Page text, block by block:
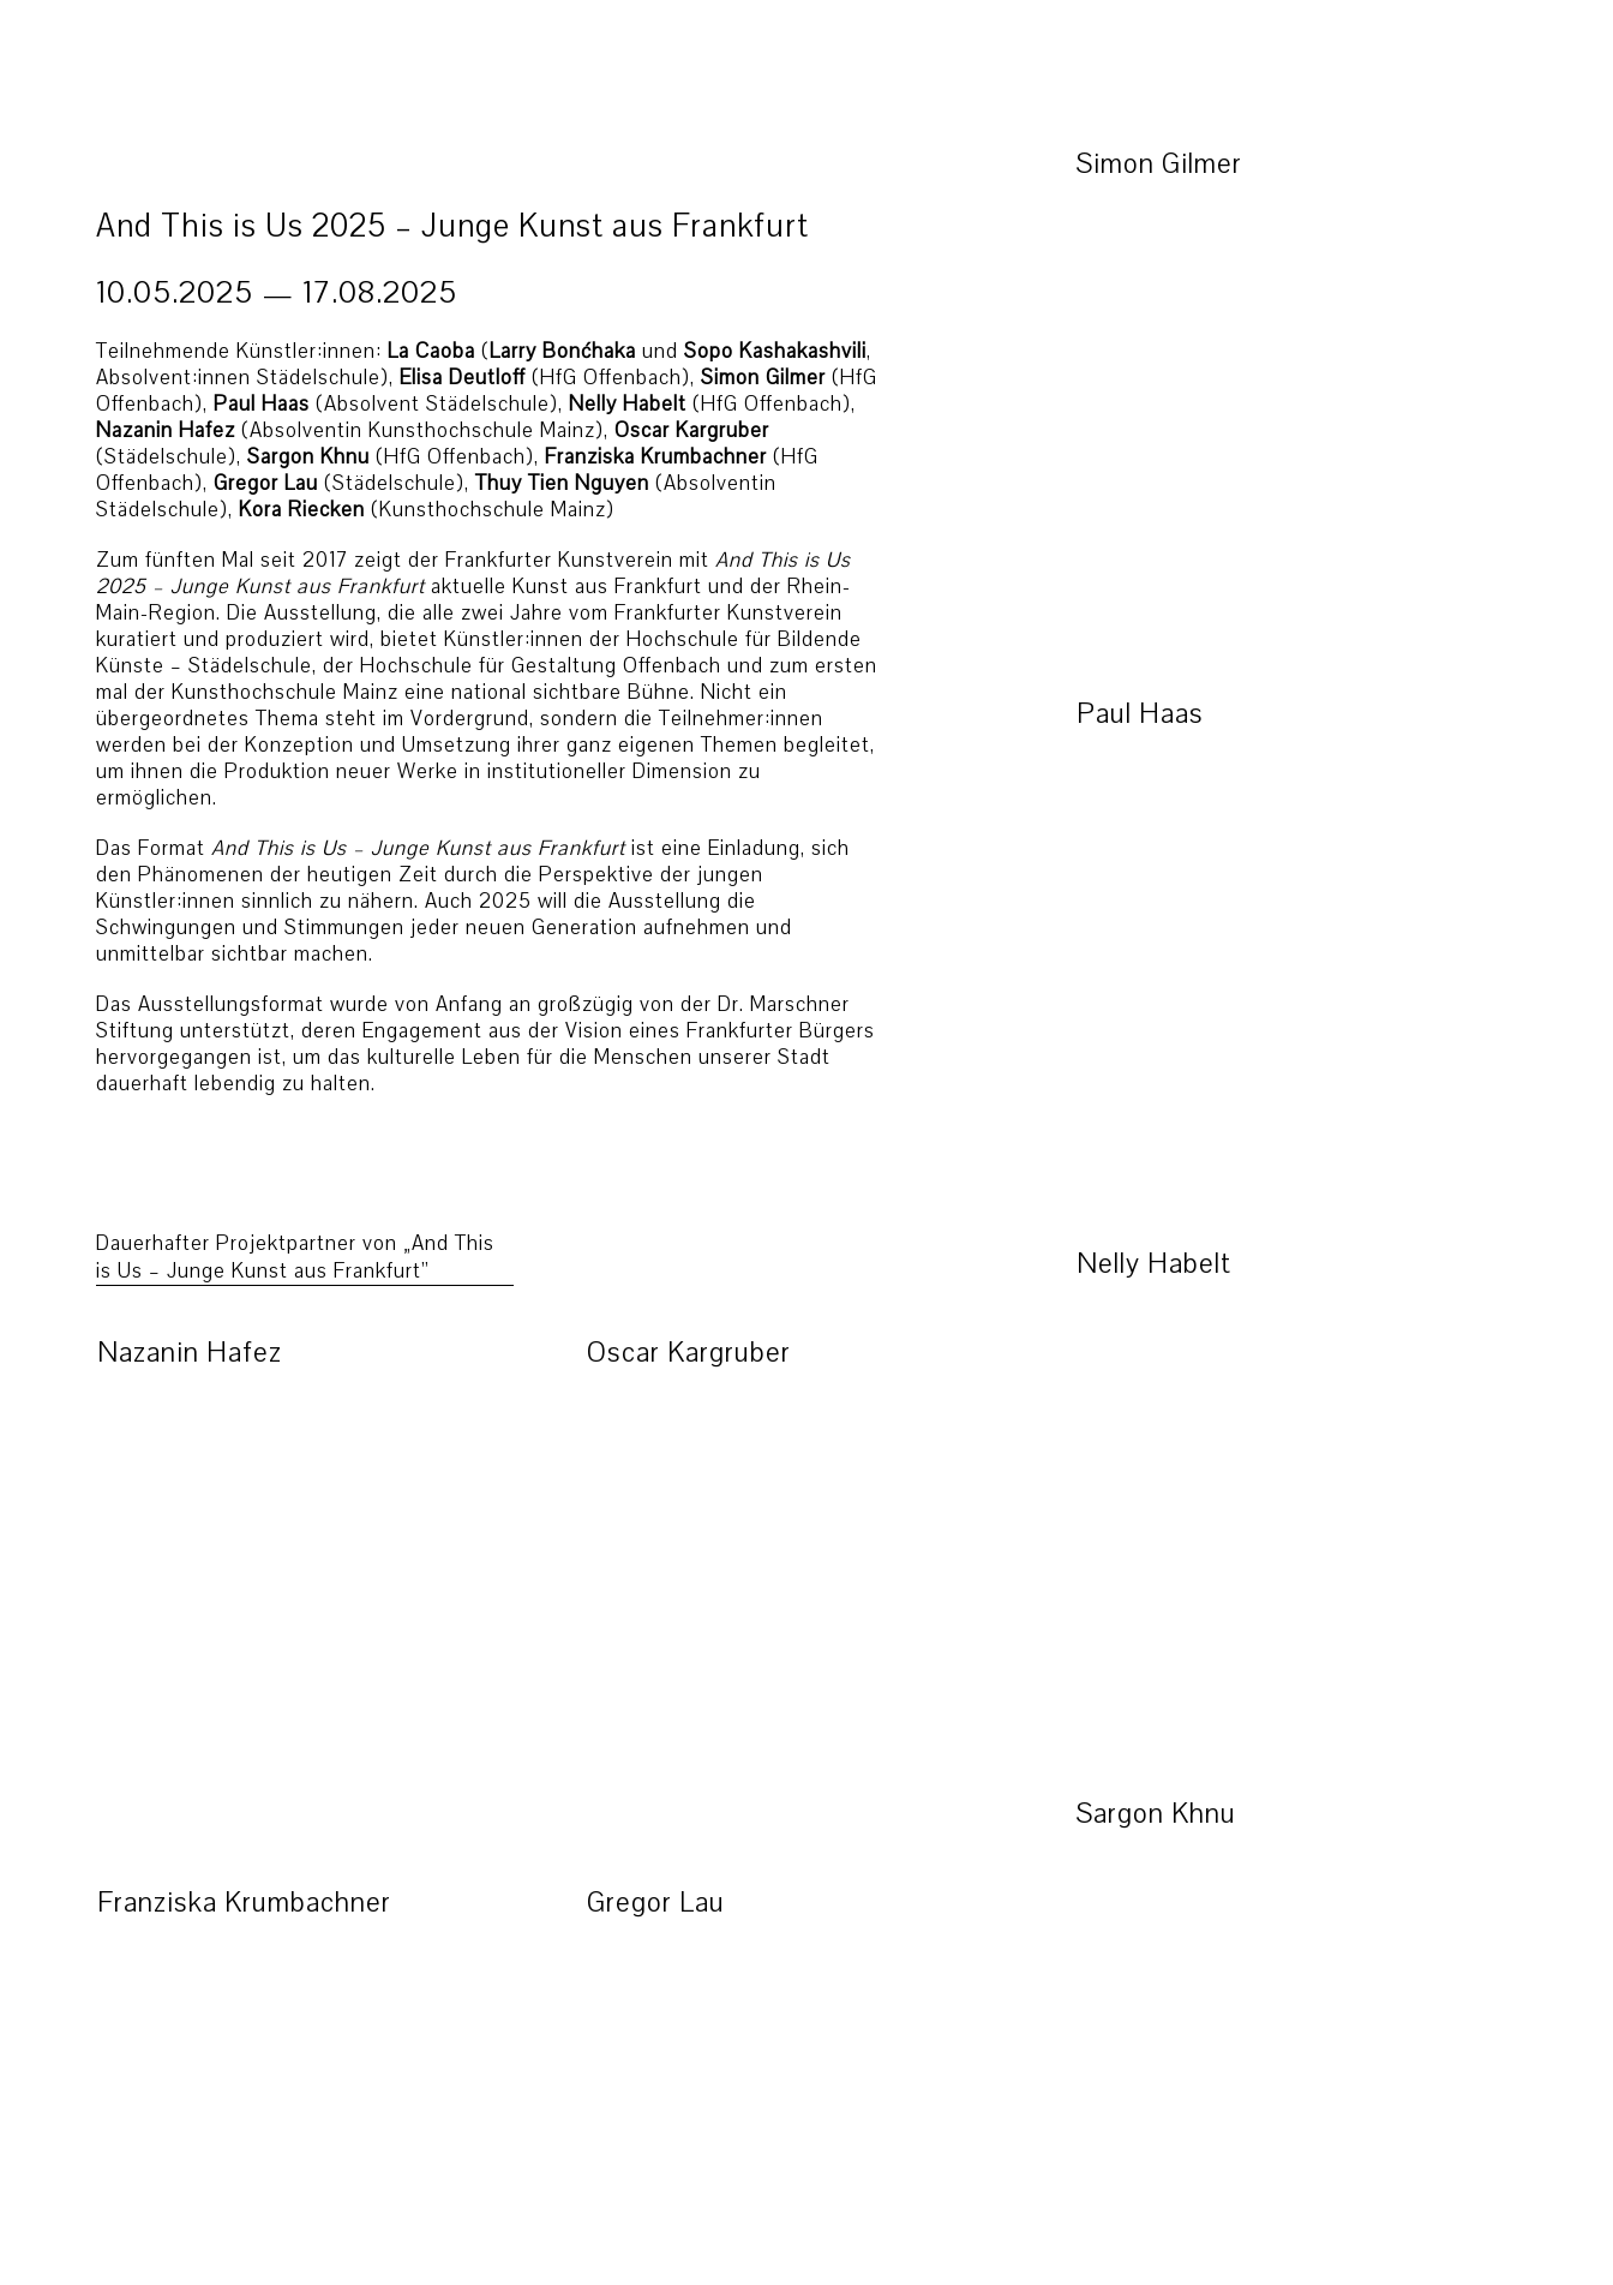
And This is Us 2025 – Junge Kunst aus Frankfurt
10.05.2025 — 17.08.2025
Teilnehmende Künstler:innen: La Caoba (Larry Bonćhaka und Sopo Kashakashvili,
Absolvent:innen Städelschule), Elisa Deutloff (HfG Offenbach), Simon Gilmer (HfG
Offenbach), Paul Haas (Absolvent Städelschule), Nelly Habelt (HfG Offenbach),
Nazanin Hafez (Absolventin Kunsthochschule Mainz), Oscar Kargruber
(Städelschule), Sargon Khnu (HfG Offenbach), Franziska Krumbachner (HfG
Offenbach), Gregor Lau (Städelschule),Thuy Tien Nguyen (Absolventin
Städelschule), Kora Riecken (Kunsthochschule Mainz)
Zum fünften Mal seit 2017 zeigt der Frankfurter Kunstverein mit And This is Us
2025 – Junge Kunst aus Frankfurtaktuelle Kunst aus Frankfurt und der Rhein-
Main-Region. Die Ausstellung, die alle zwei Jahre vom Frankfurter Kunstverein
kuratiert und produziert wird, bietet Künstler:innen der Hochschule für Bildende
Künste – Städelschule, der Hochschule für Gestaltung Offenbach und zum ersten
mal der Kunsthochschule Mainz eine national sichtbare Bühne. Nicht ein
übergeordnetes Thema steht im Vordergrund, sondern die Teilnehmer:innen
werden bei der Konzeption und Umsetzung ihrer ganz eigenen Themen begleitet,
um ihnen die Produktion neuer Werke in institutioneller Dimension zu
ermöglichen.
Das Format And This is Us – Junge Kunst aus Frankfurtist eine Einladung, sich
den Phänomenen der heutigen Zeit durch die Perspektive der jungen
Künstler:innen sinnlich zu nähern. Auch 2025 will die Ausstellung die
Schwingungen und Stimmungen jeder neuen Generation aufnehmen und
unmittelbar sichtbar machen.
Das Ausstellungsformat wurde von Anfang an großzügig von der Dr. Marschner
Stiftung unterstützt, deren Engagement aus der Vision eines Frankfurter Bürgers
hervorgegangen ist, um das kulturelle Leben für die Menschen unserer Stadt
dauerhaft lebendig zu halten.
Dauerhafter Projektpartner von „And This
is Us – Junge Kunst aus Frankfurt”
Simon Gilmer
Paul Haas
Nelly Habelt
Nazanin Hafez Oscar Kargruber
Sargon Khnu
Franziska Krumbachner Gregor Lau